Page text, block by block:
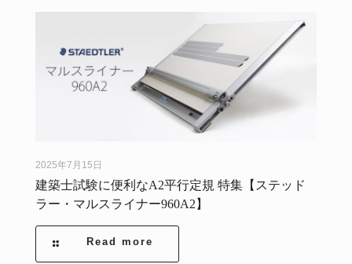
2025年7月15日
建築士試験に便利なA2平行定規 特集【ステッド
ラー・マルスライナー960A2】
Read more